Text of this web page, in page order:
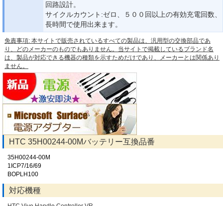
回路設計。
サイクルカウント:ゼロ、５００回以上の有効充電回数、
長時間で使用出来ます。
免責事項: 本サイトで販売されているすべての製品は、汎用型の交換部品であ
り、どのメーカーのものでもありません。当サイトで掲載しているブランド名
は、製品が対応できる機器の種類を示すためだけであり、メーカーとは関係あり
ません。
HTC 35H00244-00Mバッテリー互換品番
35H00244-00M
1ICP7/16/69
BOPLH100
対応機種